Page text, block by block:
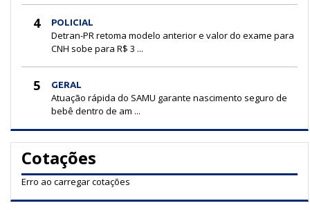
4 POLICIAL
Detran-PR retoma modelo anterior e valor do exame para
CNH sobe para R$ 3 ...
5 GERAL
Atuação rápida do SAMU garante nascimento seguro de
bebê dentro de am ...
Cotações
Erro ao carregar cotações